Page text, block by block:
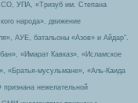
УПА, «Тризуб им. Степана
народа», движение
АУЕ, батальоны «Азов» и Айдар″.
«Имарат Кавказ», «Исламское
«Братья-мусульмане», «Аль-Каида
нежелательной